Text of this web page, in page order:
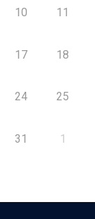
10 11
17 18
24 25
31 1